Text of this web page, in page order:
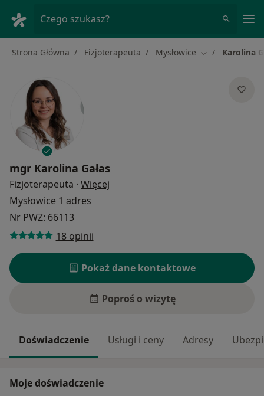
Czego szukasz?
Strona Główna Fizjoterapeuta Mysłowice Zmień miasto
Karolina
mgr Karolina Gałas
Fizjoterapeuta · Więcej
Mysłowice 1 adres
Nr PWZ: 66113
18 opinii
Pokaż dane kontaktowe
Poproś o wizytę
Doświadczenie Usługi i ceny Adresy
Moje doświadczenie